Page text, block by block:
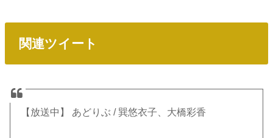
関連ツイート
【放送中】 あどりぶ / 巽悠衣子、大橋彩香